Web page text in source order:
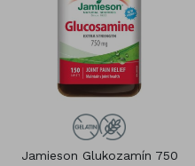
Jamieson Glukozamín 750